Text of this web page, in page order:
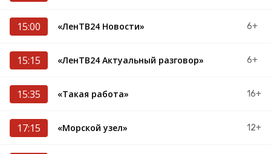
15:00 «ЛенТВ24 Новости» 6+
15:15 «ЛенТВ24 Актуальный разговор» 6+
15:35 «Такая работа» 16+
17:15 «Морской узел» 12+